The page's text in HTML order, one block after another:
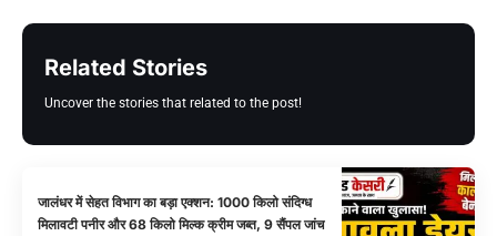
Related Stories
Uncover the stories that related to the post!
जालंधर में सेहत विभाग का बड़ा एक्शन: 1000 किलो संदिग्ध
मिलावटी पनीर और 68 किलो मिल्क क्रीम जब्त, 9 सैंपल जांच